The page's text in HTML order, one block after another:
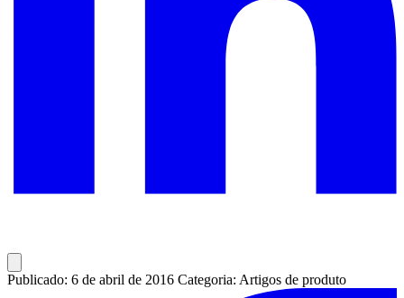
Publicado: 6 de abril de 2016 Categoria: Artigos de produto